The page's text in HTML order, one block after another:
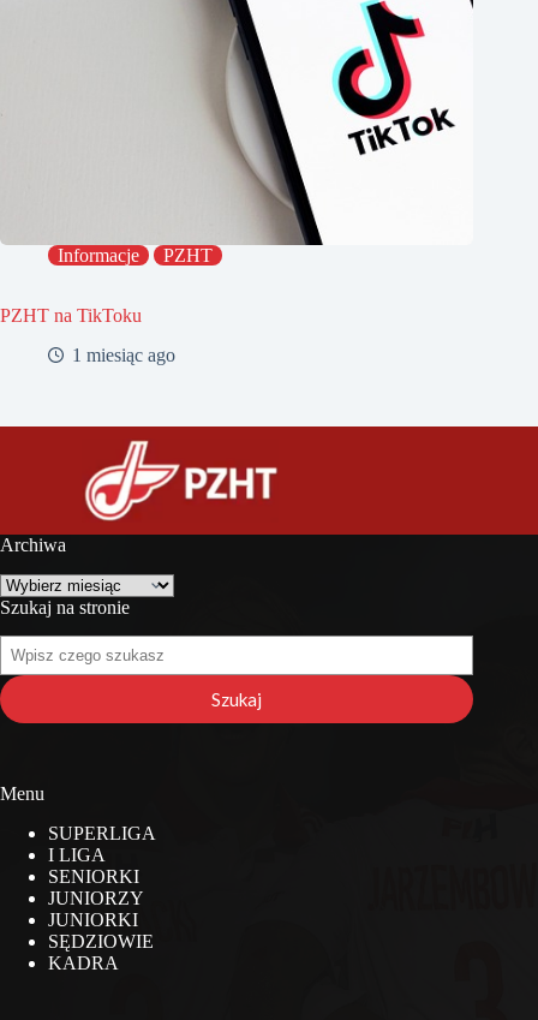
Informacje PZHT
PZHT na TikToku
1 miesiąc ago
Archiwa
Archiwa
Szukaj na stronie
Szukaj
na
stronie
Szukaj
Menu
SUPERLIGA
I LIGA
SENIORKI
JUNIORZY
JUNIORKI
SĘDZIOWIE
KADRA